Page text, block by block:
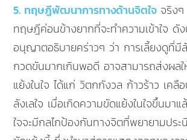
5. ทฤษฎีพัฒนาการทางด้านจิตใจ จริงๆ
ทฤษฎีค่อนข้างยากที่จะทำความเข้าใจ ดั
อนุญาตอธิบายคร่าวๆ ว่า การเลี้ยงดูที่มี
กวดขันมากเกินพอดี อาจสามารถส่งผล
แย้งในใจ ได้แก่ วิตกกังวล ก้าวร้าว เคลื
ลังเลใจ เมื่อเกิดความขัดแย้งในใจขึ้นมา
ใจจะมีกลไกป้องกันทางจิตที่พยายามประ